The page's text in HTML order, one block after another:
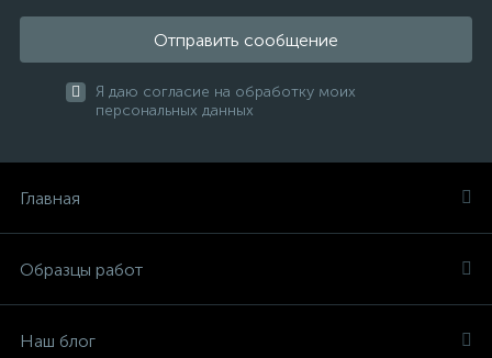
Отправить сообщение
Я даю согласие на обработку моих
персональных данных
Главная
Образцы работ
Наш блог